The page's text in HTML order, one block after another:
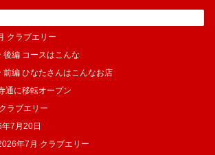
クラブエリー
後編 コースはこんな
前編 ひなたさんはこんなお店
通に移転オープン
ラブエリー
7月20日
年7月 クラブエリー